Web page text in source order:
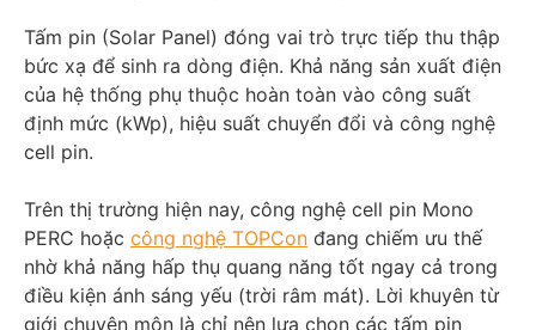
Tấm pin (Solar Panel) đóng vai trò trực tiếp thu thập
bức xạ để sinh ra dòng điện. Khả năng sản xuất điện
của hệ thống phụ thuộc hoàn toàn vào công suất
định mức (kWp), hiệu suất chuyển đổi và công nghệ
cell pin.
Trên thị trường hiện nay, công nghệ cell pin Mono
PERC hoặc công nghệ TOPCon đang chiếm ưu thế
nhờ khả năng hấp thụ quang năng tốt ngay cả trong
điều kiện ánh sáng yếu (trời râm mát). Lời khuyên từ
giới chuyên môn là chỉ nên lựa chọn các tấm pin